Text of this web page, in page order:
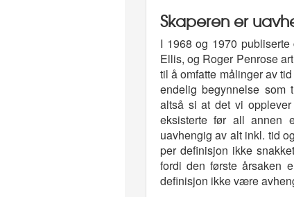
Skaperen er
I 1968 og 1970
Ellis, og Roger Penrose
til å omfatte målinger av
endelig begynnelse som
altså si at det vi
eksisterte før all annen
uavhengig av alt inkl. tid
per definisjon ikke
fordi den første årsaken
definisjon ikke være